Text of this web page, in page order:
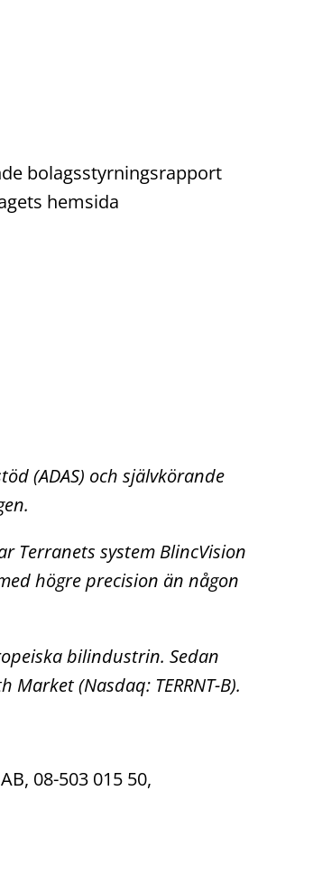
bolagsstyrningsrapport
hemsida
(ADAS) och självkörande
Terranets system BlincVision
högre precision än någon
bilindustrin. Sedan
Market (Nasdaq: TERRNT-B).
08-503 015 50,